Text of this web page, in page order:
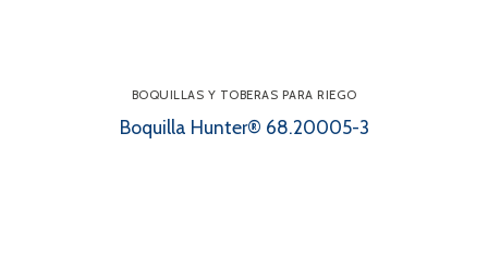
BOQUILLAS Y TOBERAS PARA RIEGO
Boquilla Hunter® 68.20005-3